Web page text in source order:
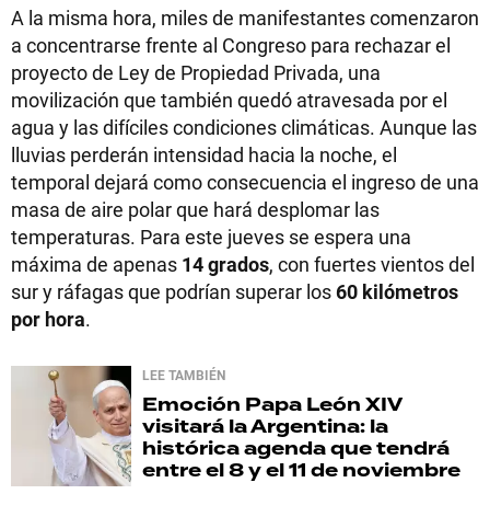
A la misma hora, miles de manifestantes comenzaron
a concentrarse frente al Congreso para rechazar el
proyecto de Ley de Propiedad Privada, una
movilización que también quedó atravesada por el
agua y las difíciles condiciones climáticas. Aunque las
lluvias perderán intensidad hacia la noche, el
temporal dejará como consecuencia el ingreso de una
masa de aire polar que hará desplomar las
temperaturas. Para este jueves se espera una
máxima de apenas 14 grados, con fuertes vientos del
sur y ráfagas que podrían superar los60 kilómetros
por hora.
LEE TAMBIÉN
Emoción Papa León XIV
visitará la Argentina: la
histórica agenda que tendrá
entre el 8 y el 11 de noviembre